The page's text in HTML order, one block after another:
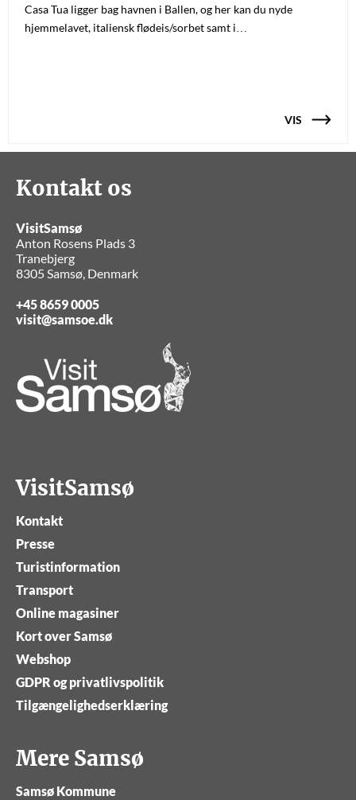
Casa Tua ligger bag havnen i Ballen, og her kan du nyde
hjemmelavet, italiensk flødeis/sorbet samt i…
VIS
Kontakt os
VisitSamsø
Anton Rosens Plads 3
Tranebjerg
8305 Samsø, Denmark
+45 8659 0005
visit@samsoe.dk
VisitSamsø
Kontakt
Presse
Turistinformation
Transport
Online magasiner
Kort over Samsø
Webshop
GDPR og privatlivspolitik
Tilgængelighedserklæring
Mere Samsø
Samsø Kommune